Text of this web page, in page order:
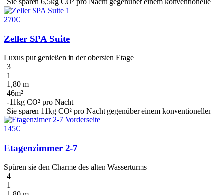
270€
Zeller SPA Suite
Luxus pur genießen in der obersten Etage
3
1
1,80 m
46m²
-11kg CO² pro Nacht
Sie sparen 11kg CO² pro Nacht gegenüber einem
145€
Etagenzimmer 2-7
Spüren sie den Charme des alten Wasserturms
4
1